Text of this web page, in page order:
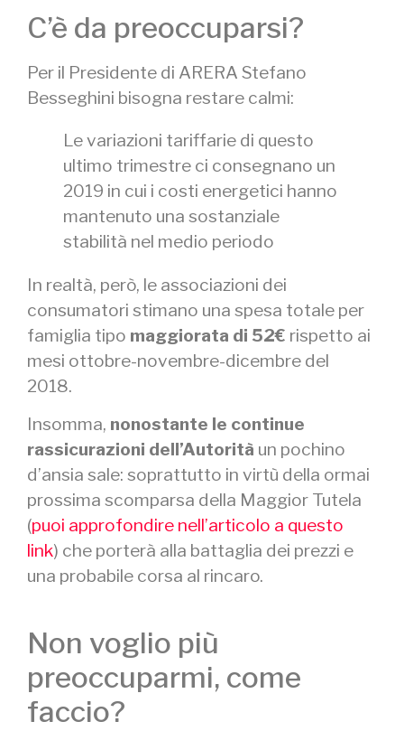
C’è da preoccuparsi?
Per il Presidente di ARERA Stefano
Besseghini bisogna restare calmi:
Le variazioni tariffarie di questo
ultimo trimestre ci consegnano un
2019 in cui i costi energetici hanno
mantenuto una sostanziale
stabilità nel medio periodo
In realtà, però, le associazioni dei
consumatori stimano una spesa totale per
famiglia tipo maggiorata di 52€ rispetto ai
mesi ottobre-novembre-dicembre del
2018.
Insomma, nonostante le continue
rassicurazioni dell’Autorità un pochino
d’ansia sale: soprattutto in virtù della ormai
prossima scomparsa della Maggior Tutela
(puoi approfondire nell’articolo a questo
link) che porterà alla battaglia dei prezzi e
una probabile corsa al rincaro.
Non voglio più
preoccuparmi, come
faccio?